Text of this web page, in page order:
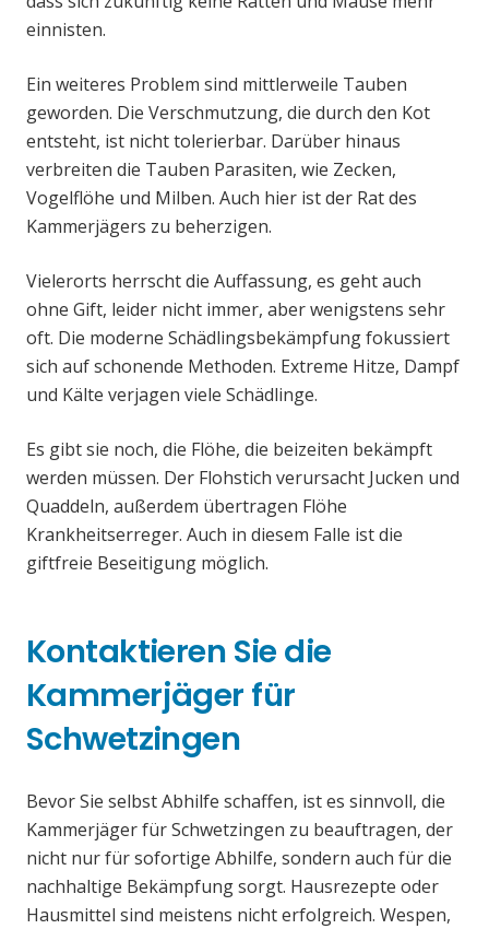
einnisten.
Ein weiteres Problem sind mittlerweile Tauben
geworden. Die Verschmutzung, die durch den Kot
entsteht, ist nicht tolerierbar. Darüber hinaus
verbreiten die Tauben Parasiten, wie Zecken,
Vogelflöhe und Milben. Auch hier ist der Rat des
Kammerjägers zu beherzigen.
Vielerorts herrscht die Auffassung, es geht auch
ohne Gift, leider nicht immer, aber wenigstens sehr
oft. Die moderne Schädlingsbekämpfung fokussiert
sich auf schonende Methoden. Extreme Hitze, Dampf
und Kälte verjagen viele Schädlinge.
Es gibt sie noch, die Flöhe, die beizeiten bekämpft
werden müssen. Der Flohstich verursacht Jucken und
Quaddeln, außerdem übertragen Flöhe
Krankheitserreger. Auch in diesem Falle ist die
giftfreie Beseitigung möglich.
Kontaktieren Sie die
Kammerjäger für
Schwetzingen
Bevor Sie selbst Abhilfe schaffen, ist es sinnvoll, die
Kammerjäger für Schwetzingen zu beauftragen, der
nicht nur für sofortige Abhilfe, sondern auch für die
nachhaltige Bekämpfung sorgt. Hausrezepte oder
Hausmittel sind meistens nicht erfolgreich. Wespen,